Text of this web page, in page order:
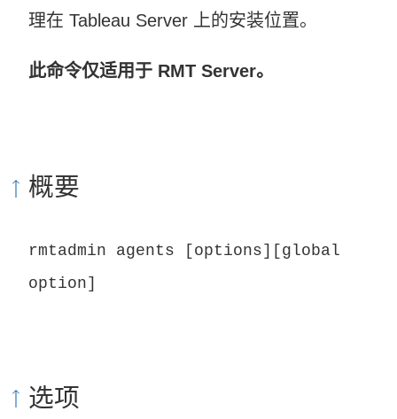
理在 Tableau Server 上的安装位置。
此命令仅适用于 RMT Server。
概要
rmtadmin agents [options][global
option]
选项